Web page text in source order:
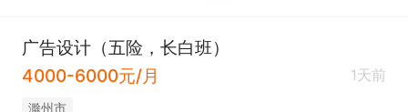
广告设计（五险，长白班）
4000-6000元/月
1天前
滁州市